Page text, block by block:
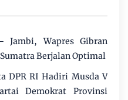
Wapres Gibran
Berjalan Optimal
DPR RI Hadiri Musda V
Demokrat Provinsi